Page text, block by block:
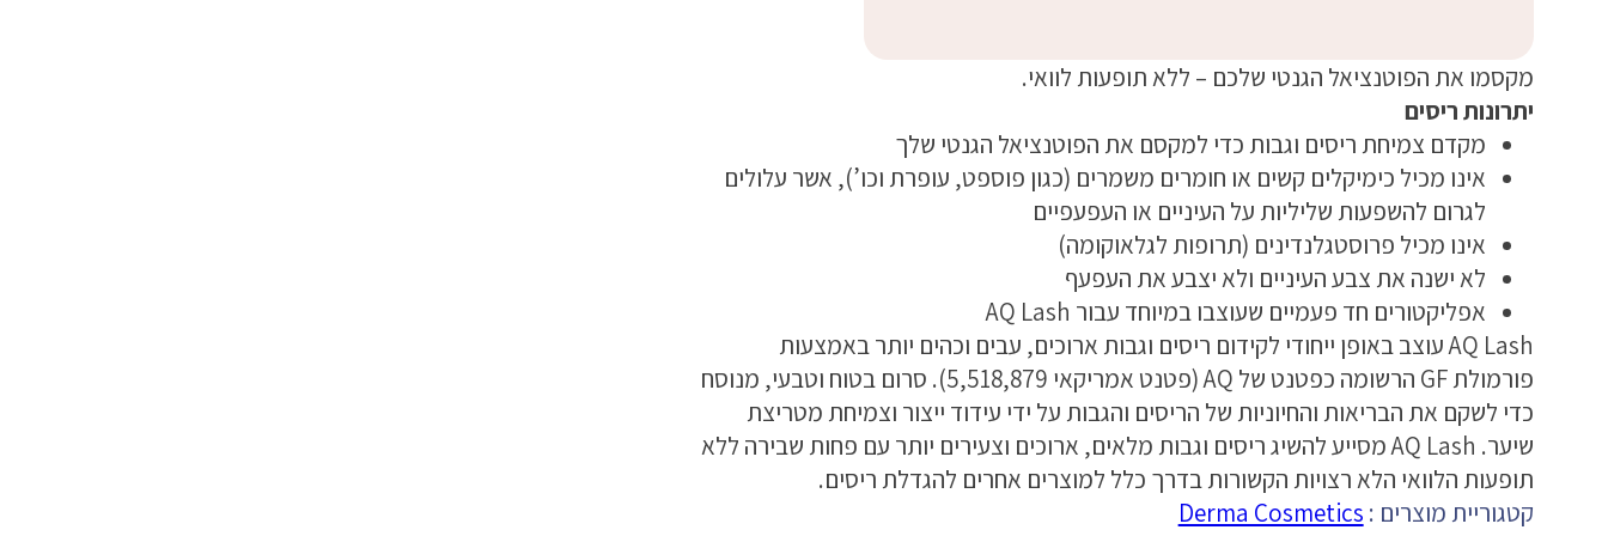
מקסמו את הפוטנציאל הגנטי שלכם – ללא תופעות לוואי.
יתרונות ריסים
מקדם צמיחת ריסים וגבות כדי למקסם את הפוטנציאל הגנטי שלך
אינו מכיל כימיקלים קשים או חומרים משמרים (כגון פוספט, עופרת וכו’), אשר עלולים
לגרום להשפעות שליליות על העיניים או העפעפיים
אינו מכיל פרוסטגלנדינים (תרופות לגלאוקומה)
לא ישנה את צבע העיניים ולא יצבע את העפעף
אפליקטורים חד פעמיים שעוצבו במיוחד עבור AQ Lash
AQ Lash עוצב באופן ייחודי לקידום ריסים וגבות ארוכים, עבים וכהים יותר באמצעות
פורמולת GF הרשומה כפטנט של AQ (פטנט אמריקאי 5,518,879). סרום בטוח וטבעי, מנוסח
כדי לשקם את הבריאות והחיוניות של הריסים והגבות על ידי עידוד ייצור וצמיחת מטריצת
שיער. AQ Lash מסייע להשיג ריסים וגבות מלאים, ארוכים וצעירים יותר עם פחות שבירה ללא
תופעות הלוואי הלא רצויות הקשורות בדרך כלל למוצרים אחרים להגדלת ריסים.
קטגוריית מוצרים : Derma Cosmetics